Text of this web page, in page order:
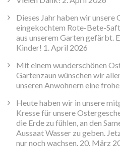
Dieses Jahr haben wir
eingekochtem Rote-Bete-
aus unserem Garten gefärbt.
Kinder! 1. April 2026
Mit einem wunderschönen
Gartenzaun wünschen wir
unseren Anwohnern eine
Heute haben wir in unsere
Kresse für unsere
die Erde zu fühlen, an den
Aussaat Wasser zu geben.
nur noch wachsen. 20. März